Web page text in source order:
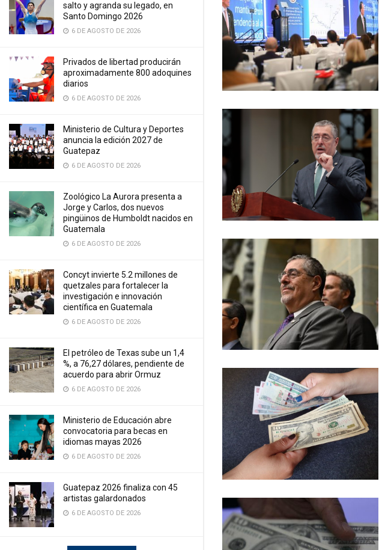
salto y agranda su legado, en
Santo Domingo 2026
6 DE AGOSTO DE 2026
Privados de libertad producirán
aproximadamente 800 adoquines
diarios
6 DE AGOSTO DE 2026
Ministerio de Cultura y Deportes
anuncia la edición 2027 de
Guatepaz
6 DE AGOSTO DE 2026
Zoológico La Aurora presenta a
Jorge y Carlos, dos nuevos
pingüinos de Humboldt nacidos en
Guatemala
6 DE AGOSTO DE 2026
Concyt invierte 5.2 millones de
quetzales para fortalecer la
investigación e innovación
científica en Guatemala
6 DE AGOSTO DE 2026
El petróleo de Texas sube un 1,4
%, a 76,27 dólares, pendiente de
acuerdo para abrir Ormuz
6 DE AGOSTO DE 2026
Ministerio de Educación abre
convocatoria para becas en
idiomas mayas 2026
6 DE AGOSTO DE 2026
Guatepaz 2026 finaliza con 45
artistas galardonados
6 DE AGOSTO DE 2026